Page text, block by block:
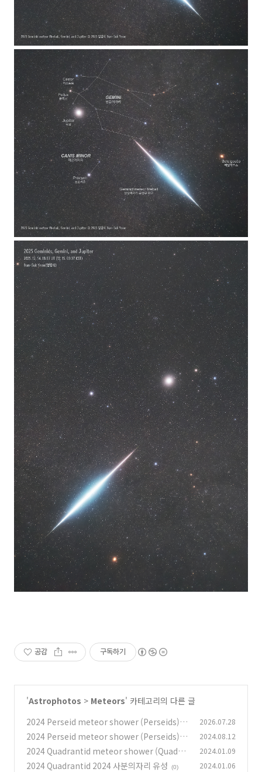
공감 구독하기
'Astrophotos > Meteors' 카테고리의 다른 글
2024 Perseid meteor shower (Perseids) 2
024년 페르세우스자리 유성우 (Perseids)
(0)
2026.07.28
2024 Perseid meteor shower (Perseids) 2
024년 페르세우스자리 유성우 (Perseids)
(0)
2024.08.12
2024 Quadrantid meteor shower (Quadra
ntids) 2024년 사분의자리 유성우 (2)
2024.01.09
2024 Quadrantid 2024 사분의자리 유성 (0) 2024.01.06